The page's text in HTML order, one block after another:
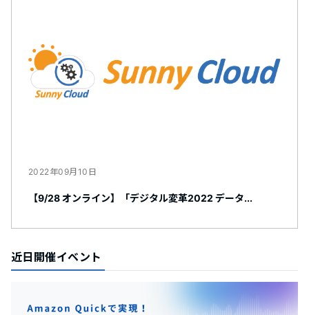
2022年09月10日
【9/28 オンライン】「デジタル変革2022 データ...
近日開催イベント